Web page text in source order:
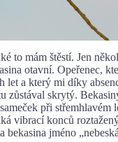
štěstí. Jen
otavní. Opeřenec,
let a který mi díky
zůstával skrytý.
při střemhlavém
vibrací konců
jméno